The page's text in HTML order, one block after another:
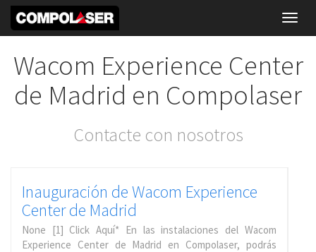
Wacom Experience Center
de Madrid en Compolaser
Contacte con nosotros
Inauguración de Wacom Experience
Center de Madrid
None [1] Click Aquí* En las instalaciones del Wacom
Experience Center de Madrid en Compolaser, podrás